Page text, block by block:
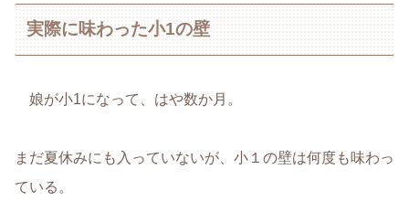
実際に味わった小1の壁
娘が小1になって、はや数か月。
まだ夏休みにも入っていないが、小１の壁は何度も味わっ
ている。